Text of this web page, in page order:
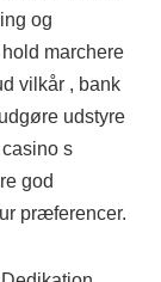
og
marchere
vilkår , bank
udstyre
s
god
præferencer.